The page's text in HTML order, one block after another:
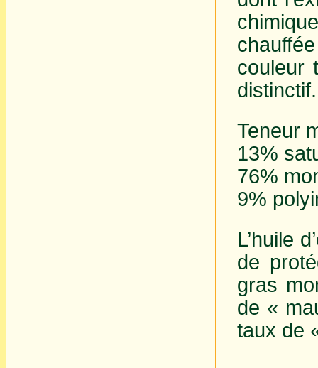
couleur
Teneur
13%
76%
9%
L’huile
de
gras
de «
taux de